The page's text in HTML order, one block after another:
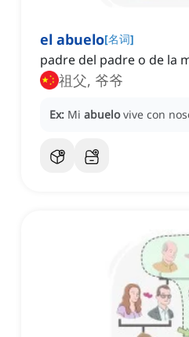
el abuelo[名词]
padre del padre o de la
祖父, 爷爷
Ex: Mi abuelo vive con